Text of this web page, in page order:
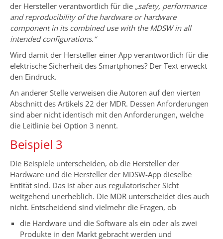
der Hersteller verantwortlich für die „safety, performance
and reproducibility of the hardware or hardware
component in its combined use with the MDSW in all
intended configurations.“
Wird damit der Hersteller einer App verantwortlich für die
elektrische Sicherheit des Smartphones? Der Text erweckt
den Eindruck.
An anderer Stelle verweisen die Autoren auf den vierten
Abschnitt des Artikels 22 der MDR. Dessen Anforderungen
sind aber nicht identisch mit den Anforderungen, welche
die Leitlinie bei Option 3 nennt.
Beispiel 3
Die Beispiele unterscheiden, ob die Hersteller der
Hardware und die Hersteller der MDSW-App dieselbe
Entität sind. Das ist aber aus regulatorischer Sicht
weitgehend unerheblich. Die MDR unterscheidet dies auch
nicht. Entscheidend sind vielmehr die Fragen, ob
die Hardware und die Software als ein oder als zwei
Produkte in den Markt gebracht werden und